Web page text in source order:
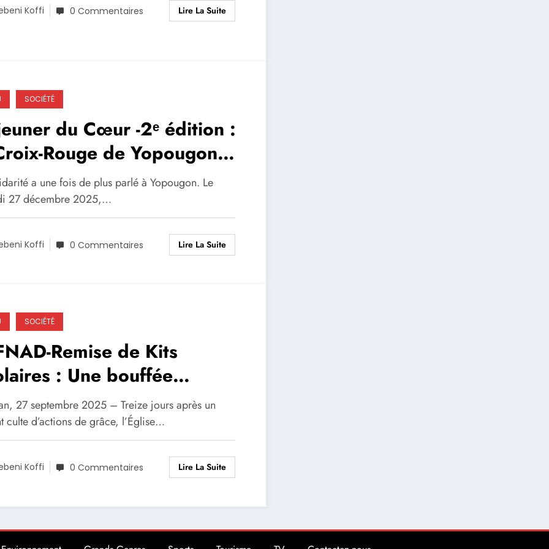
vers la BAL »
Koffi 0 Commentaires Lire La Suite
SOCIÉTÉ
du Cœur -2ᵉ édition :
Rouge de Yopougon
Noël de 200 enfants à
Boulay
a une fois de plus parlé à Yopougon. Le
27 décembre 2025,…
Koffi 0 Commentaires Lire La Suite
SOCIÉTÉ
Remise de Kits
: Une bouffée
pour une trentaine
27 septembre 2025 – Treize jours après un
culte d’actions de grâce, l’Église…
Koffi 0 Commentaires Lire La Suite